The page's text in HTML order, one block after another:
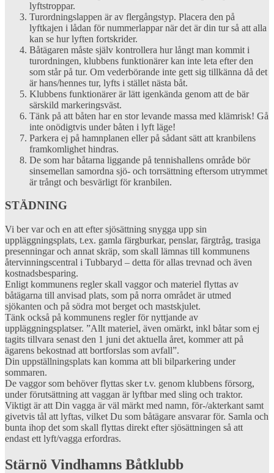
lyftstroppar.
Turordningslappen är av flergångstyp. Placera den på
lyftkajen i lådan för nummerlappar när det är din tur så att alla
kan se hur lyften fortskrider.
Båtägaren måste själv kontrollera hur långt man kommit i
turordningen, klubbens funktionärer kan inte leta efter den
som står på tur. Om vederbörande inte gett sig tillkänna då det
är hans/hennes tur, lyfts i stället nästa båt.
Klubbens funktionärer är lätt igenkända genom att de bär
särskild markeringsväst.
Tänk på att båten har en stor levande massa med klämrisk! Gå
inte onödigtvis under båten i lyft läge!
Parkera ej på hamnplanen eller på sådant sätt att kranbilens
framkomlighet hindras.
De som har båtarna liggande på tennishallens område bör
sinsemellan samordna sjö- och torrsättning eftersom utrymmet
är trångt och besvärligt för kranbilen.
STÄDNING
Vi ber var och en att efter sjösättning snygga upp sin
uppläggningsplats, t.ex. gamla färgburkar, penslar, färgtråg, trasiga
presenningar och annat skräp, som skall lämnas till kommunens
återvinningscentral i Tubbaryd – detta för allas trevnad och även
kostnadsbesparing.
Enligt kommunens regler skall vaggor och materiel flyttas av
båtägarna till anvisad plats, som på norra området är utmed
sjökanten och på södra mot berget och mastskjulet.
Tänk också på kommunens regler för nyttjande av
uppläggningsplatser. ”Allt materiel, även omärkt, inkl båtar som ej
tagits tillvara senast den 1 juni det aktuella året, kommer att på
ägarens bekostnad att bortforslas som avfall”.
Din uppställningsplats kan komma att bli bilparkering under
sommaren.
De vaggor som behöver flyttas sker t.v. genom klubbens försorg,
under förutsättning att vaggan är lyftbar med sling och traktor.
Viktigt är att Din vagga är väl märkt med namn, för-/akterkant samt
givetvis tål att lyftas, vilket Du som båtägare ansvarar för. Samla och
bunta ihop det som skall flyttas direkt efter sjösättningen så att
endast ett lyft/vagga erfordras.
Stärnö Vindhamns Båtklubb